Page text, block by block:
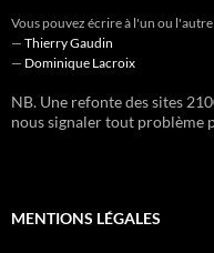
Vous pouvez écrire à l'un ou l'autre
— Thierry Gaudin
— Dominique Lacroix
NB. Une refonte des sites
nous signaler tout problème
MENTIONS LÉGALES